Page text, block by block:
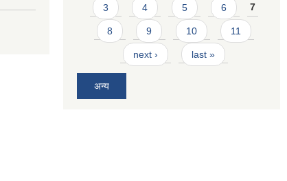
3 4 5 6 7
8 9 10 11
next › last »
अन्य